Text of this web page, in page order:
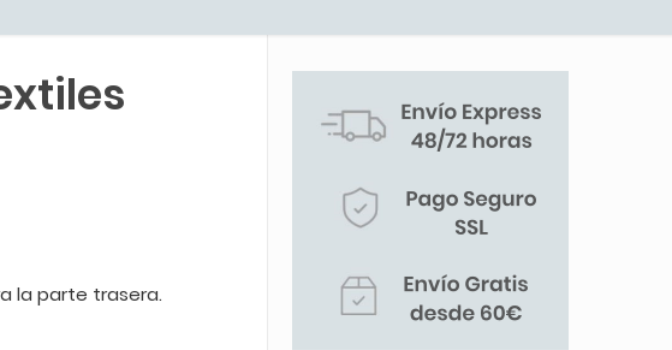
la parte trasera.